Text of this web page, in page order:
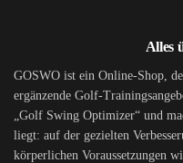
Alles
GOSWO ist ein Online-Shop,
ergänzende Golf-
„Golf Swing Optimizer“ und
liegt: auf der gezielten
körperlichen Voraussetzungen